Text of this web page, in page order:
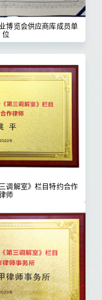
博览会供应商库成员单
位
调解室》栏目特约合作
师